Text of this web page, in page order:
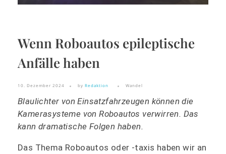
Wenn Roboautos epileptische
Anfälle haben
10. Dezember 2024 by Redaktion Wandel
Blaulichter von Einsatzfahrzeugen können die
Kamerasysteme von Roboautos verwirren. Das
kann dramatische Folgen haben.
Das Thema Roboautos oder -taxis haben wir an